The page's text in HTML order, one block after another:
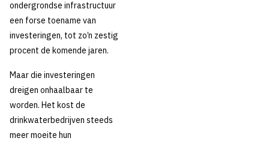
ondergrondse infrastructuur
een forse toename van
investeringen, tot zo’n zestig
procent de komende jaren.
Maar die investeringen
dreigen onhaalbaar te
worden. Het kost de
drinkwaterbedrijven steeds
meer moeite hun